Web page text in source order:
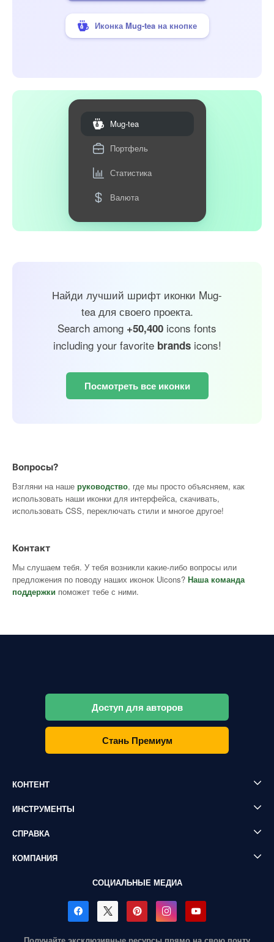
Иконка Mug-tea на кнопке
Mug-tea
Портфель
Статистика
Валюта
Найди лучший шрифт иконки Mug-
tea для своего проекта.
Search among +50,400 icons fonts
including your favorite brandsicons!
Посмотреть все иконки
Вопросы?
Взгляни на наше руководство, где мы просто объясняем, как
использовать наши иконки для интерфейса, скачивать,
использовать CSS, переключать стили и многое другое!
Контакт
Мы слушаем тебя. У тебя возникли какие-либо вопросы или
предложения по поводу наших иконок Uicons? Наша команда
поддержки поможет тебе с ними.
Доступ для авторов
Стань Премиум
КОНТЕНТ
ИНСТРУМЕНТЫ
СПРАВКА
КОМПАНИЯ
СОЦИАЛЬНЫЕ МЕДИА